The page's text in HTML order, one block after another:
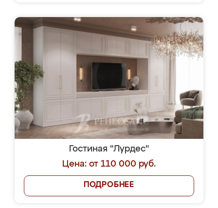
Гостиная "Лурдес"
Цена: от 110 000 руб.
ПОДРОБНЕЕ